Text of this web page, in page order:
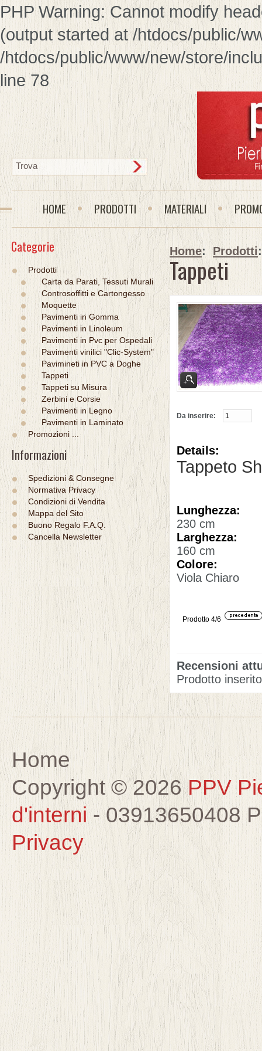
PHP Warning: Cannot modify
(output started at /htdocs/public/
/htdocs/public/www/new/store/
line 78
HOME PRODOTTI MATERIALI
Categorie
Prodotti
Carta da Parati, Tessuti Murali
Controsoffitti e Cartongesso
Moquette
Pavimenti in Gomma
Pavimenti in Linoleum
Pavimenti in Pvc per Ospedali
Pavimenti vinilici "Clic-System"
Pavimineti in PVC a Doghe
Tappeti
Tappeti su Misura
Zerbini e Corsie
Pavimenti in Legno
Pavimenti in Laminato
Promozioni ...
Informazioni
Spedizioni & Consegne
Normativa Privacy
Condizioni di Vendita
Mappa del Sito
Buono Regalo F.A.Q.
Cancella Newsletter
Home:Prodotti
Tappeti
Da inserire:
Details:
Tappeto
Lunghezza:
230 cm
Larghezza:
160 cm
Colore:
Viola Chiaro
Prodotto 4/6
Recensioni
Prodotto
Home
Copyright © 2026PPV
d'interni- 03913650408
Privacy